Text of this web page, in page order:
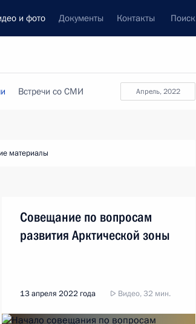
и фото Документы Контакты Поиск
апрель, 2022
Встречи со СМИ
материалы
Совещание по вопросам
развития Арктической зоны
13 апреля 2022 года Видео, 32 мин.